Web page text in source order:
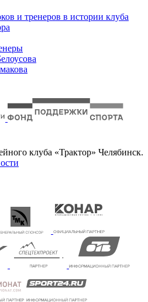
и тренеров в истории клуба
клуба «Трактор» Челябинск.